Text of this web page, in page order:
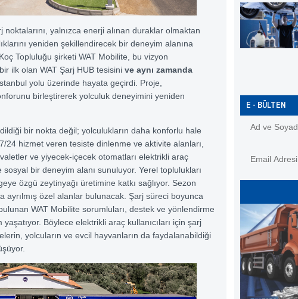
noktalarını, yalnızca enerji alınan duraklar olmaktan
yeniden şekillendirecek bir deneyim alanına
Topluluğu şirketi WAT Mobilite, bu vizyon
ilk olan WAT Şarj HUB tesisini ve aynı zamanda
yolu üzerinde hayata geçirdi. Proje,
birleştirerek yolculuk deneyimini yeniden
bir nokta değil; yolculukların daha konforlu hale
24 hizmet veren tesiste dinlenme ve aktivite alanları,
ve yiyecek-içecek otomatları elektrikli araç
sosyal bir deneyim alanı sunuluyor. Yerel toplulukları
özgü zeytinyağı üretimine katkı sağlıyor. Sezon
ayrılmış özel alanlar bulunacak. Şarj süreci boyunca
WAT Mobilite sorumluları, destek ve yönlendirme
Böylece elektrikli araç kullanıcıları için şarj
yolcuların ve evcil hayvanların da faydalanabildiği
E - BÜLTEN